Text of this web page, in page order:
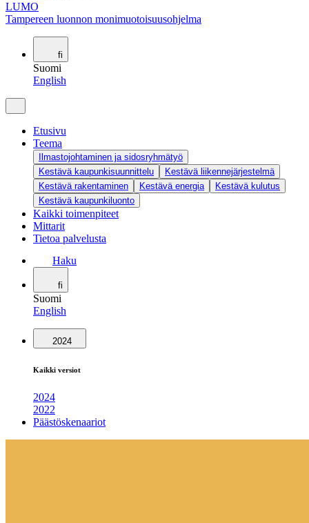
LUMO
Tampereen luonnon monimuotoisuusohjelma
fi
Suomi
English
Etusivu
Teema
Ilmastojohtaminen ja sidosryhmätyö
Kestävä kaupunkisuunnittelu
Kestävä liikennejärjestelmä
Kestävä rakentaminen
Kestävä energia
Kestävä kulutus
Kestävä kaupunkiluonto
Kaikki toimenpiteet
Mittarit
Tietoa palvelusta
Haku
fi
Suomi
English
2024
Kaikki versiot
2024
2022
Päästöskenaariot